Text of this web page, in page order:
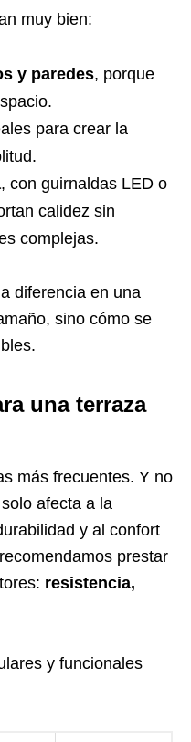
muy bien:
y paredes, porque
para crear la
, con guirnaldas LED o
calidez sin
complejas.
diferencia en una
sino cómo se
una terraza
más frecuentes. Y no
afecta a la
y al confort
prestar
resistencia,
y funcionales